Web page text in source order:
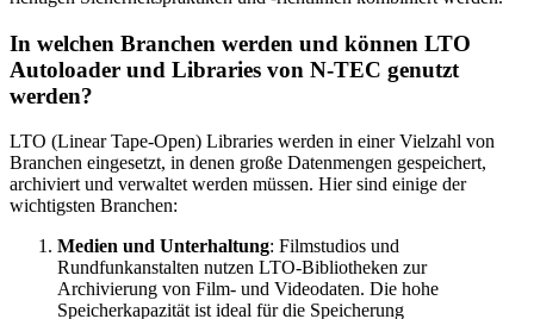
In welchen Branchen werden und können LTO
Autoloader und Libraries von N-TEC genutzt
werden?
LTO (Linear Tape-Open) Libraries werden in einer Vielzahl von
Branchen eingesetzt, in denen große Datenmengen gespeichert,
archiviert und verwaltet werden müssen. Hier sind einige der
wichtigsten Branchen:
Medien und Unterhaltung: Filmstudios und
Rundfunkanstalten nutzen LTO-Bibliotheken zur
Archivierung von Film- und Videodaten. Die hohe
Speicherkapazität ist ideal für die Speicherung